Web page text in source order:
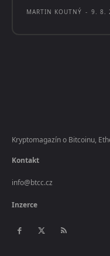
MARTIN KOUTNÝ - 9. 8.
Kryptomagazín o Bitcoinu,
Kontakt
info@btcc.cz
Inzerce